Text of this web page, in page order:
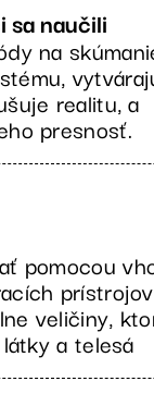
sa naučili
na
realitu, a
presnosť.
pomocou
veličiny,
a telesá